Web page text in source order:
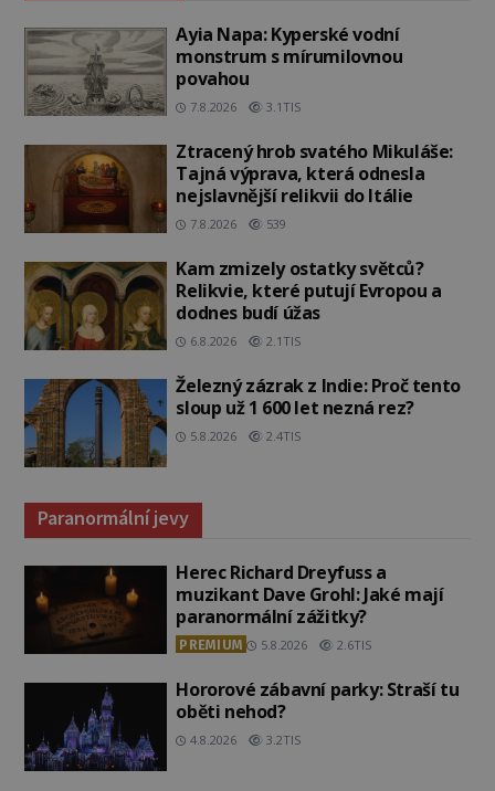
Ayia Napa: Kyperské vodní
monstrum s mírumilovnou
povahou
7.8.2026 3.1TIS
Ztracený hrob svatého Mikuláše:
Tajná výprava, která odnesla
nejslavnější relikvii do Itálie
7.8.2026 539
Kam zmizely ostatky světců?
Relikvie, které putují Evropou a
dodnes budí úžas
6.8.2026 2.1TIS
Železný zázrak z Indie: Proč tento
sloup už 1 600 let nezná rez?
5.8.2026 2.4TIS
Paranormální jevy
Herec Richard Dreyfuss a
muzikant Dave Grohl: Jaké mají
paranormální zážitky?
PREMIUM 5.8.2026 2.6TIS
Hororové zábavní parky: Straší tu
oběti nehod?
4.8.2026 3.2TIS